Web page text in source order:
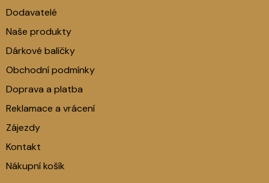
Dodavatelé
Naše produkty
Dárkové balíčky
Obchodní podmínky
Doprava a platba
Reklamace a vrácení
Zájezdy
Kontakt
Nákupní košík